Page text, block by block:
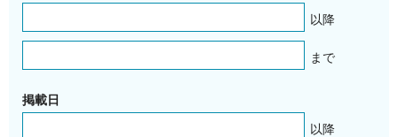
以降
まで
掲載日
以降